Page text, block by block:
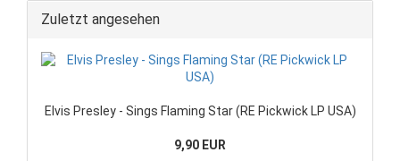
Zuletzt angesehen
Elvis Presley - Sings Flaming Star (RE Pickwick LP USA)
9,90 EUR